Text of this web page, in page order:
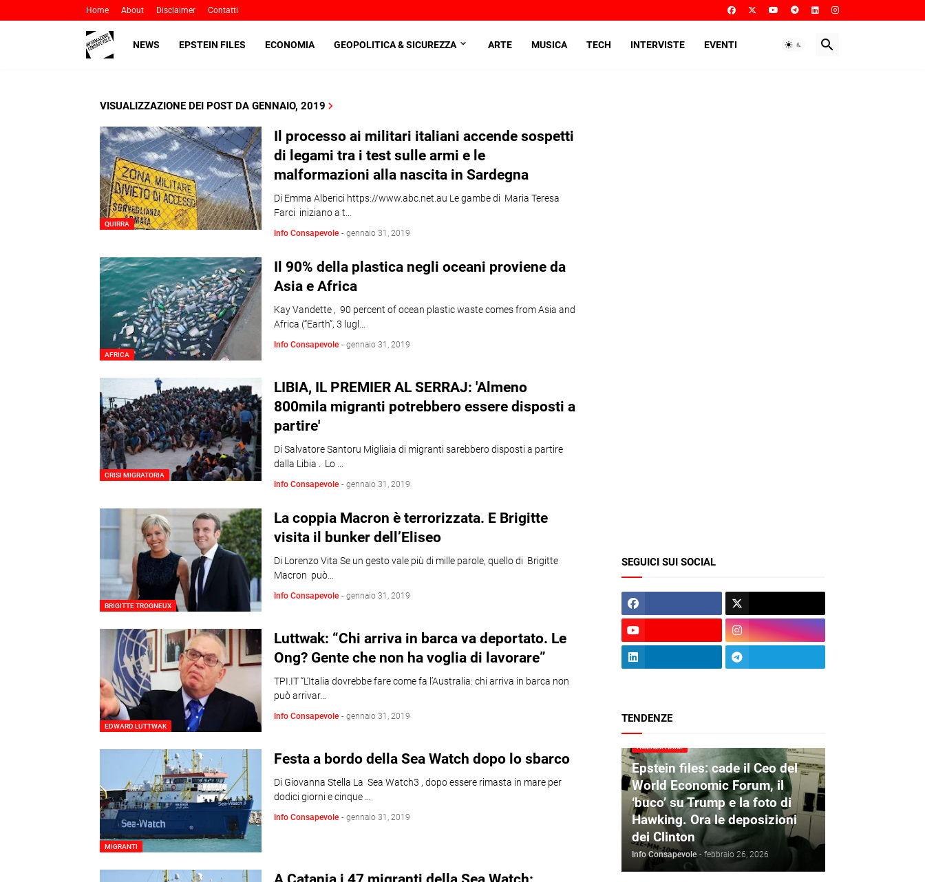
Home About Disclaimer Contatti
NEWS EPSTEIN FILES ECONOMIA GEOPOLITICA & SICUREZZA ARTE MUSICA TECH INTERVISTE EVENTI
VISUALIZZAZIONE DEI POST DA GENNAIO, 2019
QUIRRA
Il processo ai militari italiani accende sospetti
di legami tra i test sulle armi e le
malformazioni alla nascita in Sardegna
Di Emma Alberici https://www.abc.net.au Le gambe di Maria Teresa
Farci iniziano a t…
Info Consapevole - gennaio 31, 2019
AFRICA
Il 90% della plastica negli oceani proviene da
Asia e Africa
Kay Vandette , 90 percent of ocean plastic waste comes from Asia and
Africa (“Earth”, 3 lugl…
Info Consapevole - gennaio 31, 2019
CRISI MIGRATORIA
LIBIA, IL PREMIER AL SERRAJ: 'Almeno
800mila migranti potrebbero essere disposti a
partire'
Di Salvatore Santoru Migliaia di migranti sarebbero disposti a partire
dalla Libia . Lo …
Info Consapevole - gennaio 31, 2019
BRIGITTE TROGNEUX
La coppia Macron è terrorizzata. E Brigitte
visita il bunker dell’Eliseo
Di Lorenzo Vita Se un gesto vale più di mille parole, quello di Brigitte
Macron può…
Info Consapevole - gennaio 31, 2019
EDWARD LUTTWAK
Luttwak: “Chi arriva in barca va deportato. Le
Ong? Gente che non ha voglia di lavorare”
TPI.IT “L’Italia dovrebbe fare come fa l’Australia: chi arriva in barca non
può arrivar…
Info Consapevole - gennaio 31, 2019
MIGRANTI
Festa a bordo della Sea Watch dopo lo sbarco
Di Giovanna Stella La Sea Watch3 , dopo essere rimasta in mare per
dodici giorni e cinque …
Info Consapevole - gennaio 31, 2019
SEGUICI SUI SOCIAL
TENDENZE
AGENZIA DIRE
Epstein files: cade il Ceo del
World Economic Forum, il
‘buco’ su Trump e la foto di
Hawking. Ora le deposizioni
dei Clinton
Info Consapevole - febbraio 26, 2026